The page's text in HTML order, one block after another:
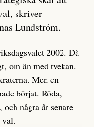
den bidrar bara till
inte ett enda bevis
Det som läsaren
sina politiska åsikter
innehåll på sina
inte förstår sig
tydligen finns
säger saker som
skriver
Lundström.
2002. Då
om än med tvekan.
Men en
börjat. Röda,
och några år senare
val.